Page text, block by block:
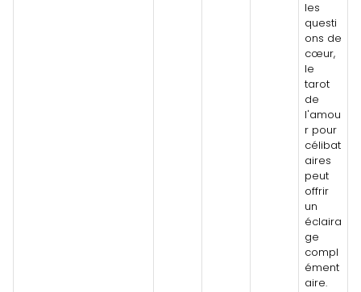
les
questi
ons de
cœur,
le
tarot
de
l'amou
r pour
célibat
aires
peut
offrir
un
éclaira
ge
compl
ément
aire.